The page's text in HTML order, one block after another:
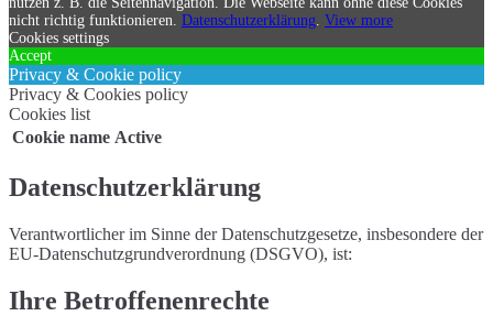
nicht richtig funktionieren. Datenschutzerklärung. View more
Cookies settings
Accept
Privacy & Cookie policy
Privacy & Cookies policy
Cookies list
Cookie name Active
Datenschutzerklärung
Verantwortlicher im Sinne der Datenschutzgesetze, insbesondere der
EU-Datenschutzgrundverordnung (DSGVO), ist:
Ihre Betroffenenrechte